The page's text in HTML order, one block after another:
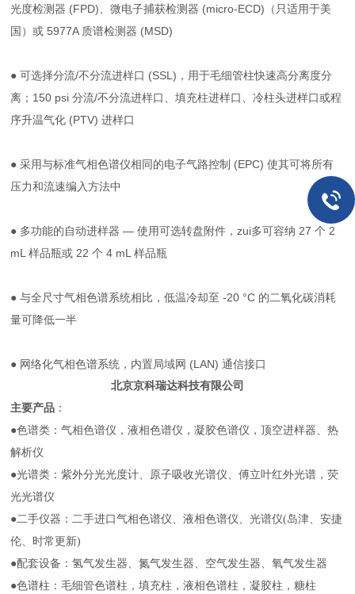
光度检测器 (FPD)、微电子捕获检测器 (micro-ECD)（只适用于美
国）或 5977A 质谱检测器 (MSD)
● 可选择分流/不分流进样口 (SSL)，用于毛细管柱快速高分离度分
离；150 psi 分流/不分流进样口、填充柱进样口、冷柱头进样口或程
序升温气化 (PTV) 进样口
● 采用与标准气相色谱仪相同的电子气路控制 (EPC) 使其可将所有
压力和流速编入方法中
● 多功能的自动进样器 — 使用可选转盘附件，zui多可容纳 27 个 2
mL 样品瓶或 22 个 4 mL 样品瓶
● 与全尺寸气相色谱系统相比，低温冷却至 -20 °C 的二氧化碳消耗
量可降低一半
● 网络化气相色谱系统，内置局域网 (LAN) 通信接口
北京京科瑞达科技有限公司
主要产品 ：
●色谱类：气相色谱仪，液相色谱仪，凝胶色谱仪，顶空进样器、热
解析仪
●光谱类：紫外分光光度计、原子吸收光谱仪、傅立叶红外光谱，荧
光光谱仪
●二手仪器：二手进口气相色谱仪、液相色谱仪、光谱仪(岛津、安捷
伦、时常更新)
●配套设备：氢气发生器、氮气发生器、空气发生器、氧气发生器
●色谱柱：毛细管色谱柱，填充柱，液相色谱柱，凝胶柱，糖柱